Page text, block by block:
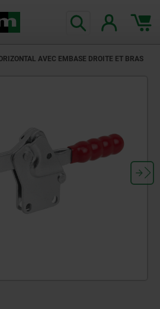
AVEC EMBASE DROITE ET BRAS